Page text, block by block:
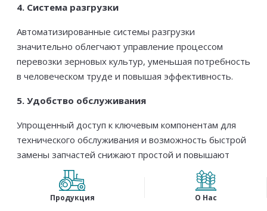
4. Система разгрузки
Автоматизированные системы разгрузки
значительно облегчают управление процессом
перевозки зерновых культур, уменьшая потребность
в человеческом труде и повышая эффективность.
5. Удобство обслуживания
Упрощенный доступ к ключевым компонентам для
технического обслуживания и возможность быстрой
замены запчастей снижают простой и повышают
эффективность работы.
6. Совместимость с трактором или другим
Продукция О Нас